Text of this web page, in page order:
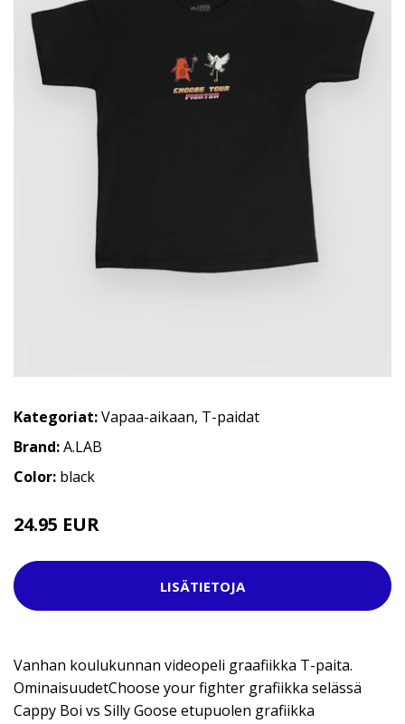
Kategoriat:Vapaa-aikaan, T-paidat
Brand:A.LAB
Color: black
24.95 EUR
LISÄTIETOJA
Vanhan koulukunnan videopeli graafiikka T-paita.
OminaisuudetChoose your fighter grafiikka selässä
Cappy Boi vs Silly Goose etupuolen grafiikka